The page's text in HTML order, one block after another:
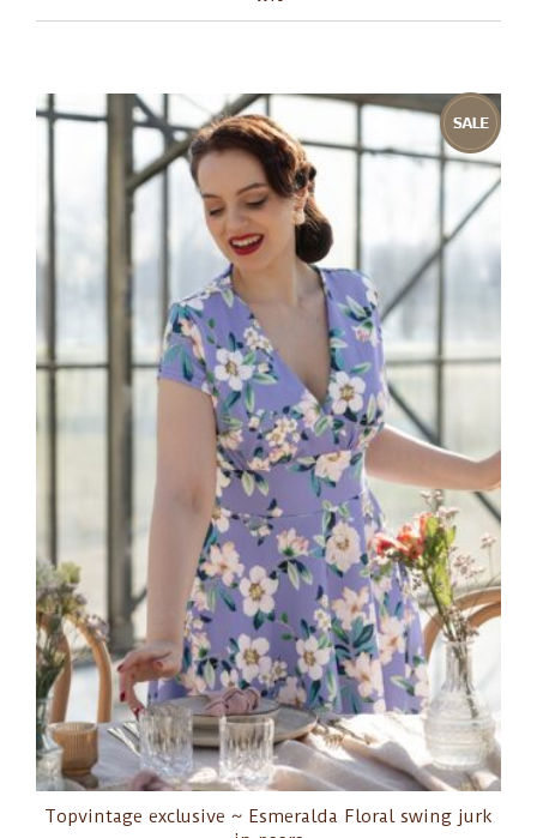
Topvintage exclusive ~ Esmeralda Floral swing jurk